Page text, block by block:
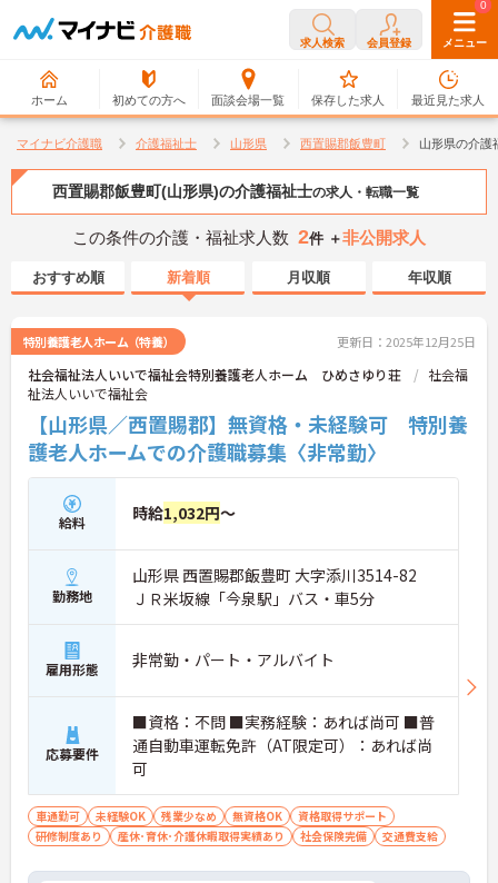
求人検索 会員登録 メニュー
ホーム 初めての方へ 面談会場一覧
0
保存した求人
0
最近見た求人
マイナビ介護職 介護福祉士 山形県 西置賜郡飯豊町 山形県の介護
西置賜郡飯豊町(山形県)の介護福祉士の求人・転職一覧
この条件の介護・福祉求人数 2件 ＋非公開求人
おすすめ順 新着順 月収順 年収順
特別養護老人ホーム（特養） 更新日：2025年12月25日
社会福祉法人いいで福祉会特別養護老人ホーム ひめさゆり荘
社会福
祉法人いいで福祉会
【山形県／西置賜郡】無資格・未経験可 特別養
護老人ホームでの介護職募集〈非常勤〉
給料 時給1,032円～
勤務地
山形県 西置賜郡飯豊町 大字添川3514-82
ＪＲ米坂線「今泉駅」バス・車5分
雇用形態 非常勤・パート・アルバイト
応募要件
■資格：不問 ■実務経験：あれば尚可 ■普
通自動車運転免許（AT限定可）：あれば尚
可
車通勤可 未経験OK 残業少なめ 無資格OK
資格取得サポート
研修制度あり
産休･育休･介護休暇取得実績あり 社会保険完備 交通費支給